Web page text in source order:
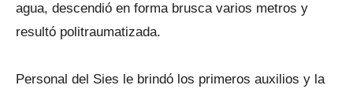
agua, descendió en forma brusca varios metros y
resultó politraumatizada.
Personal del Sies le brindó los primeros auxilios y la